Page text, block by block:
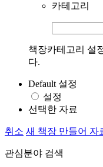
카테고리
책장카테고리 설
다.
Default 설정
설정
선택한 자료
취소 새 책장 만들어 자
관심분야 검색